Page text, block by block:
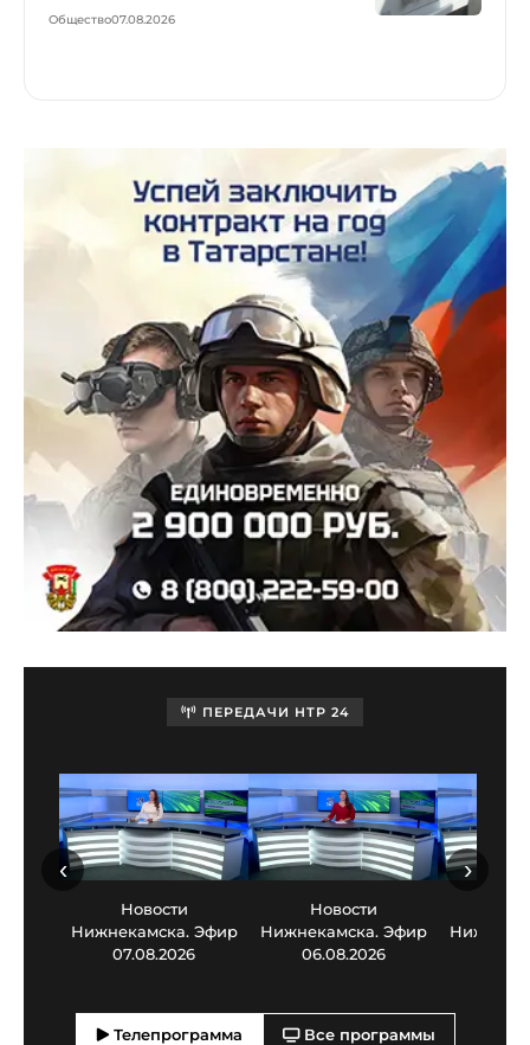
Общество07.08.2026
ПЕРЕДАЧИ НТР 24
Новости
Нижнекамска. Эфир
07.08.2026
Новости
Нижнекамска. Эфир
06.08.2026
‹ ›
Телепрограмма Все программы